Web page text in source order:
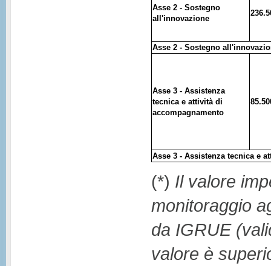
Asse 2 - Sostegno
all'innovazione
Asse 2 - Sostegno
Asse 3 - Assistenza
tecnica e attività di
accompagnamento
Asse 3 - Assistenza tecnica e
(*) Il valore
monitoraggio
da IGRUE
valore è